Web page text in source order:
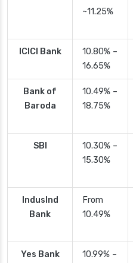
~11.25%
ICICI Bank
10.80% –
16.65%
Bank of
Baroda
10.49% –
18.75%
SBI
10.30% –
15.30%
IndusInd
Bank
From
10.49%
Yes Bank
10.99% –